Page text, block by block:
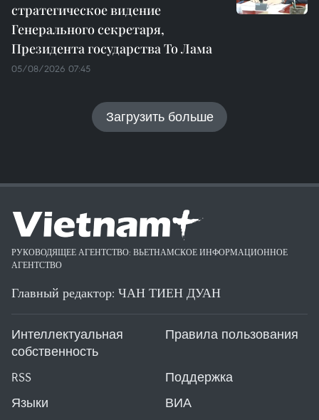
стратегическое видение
Генерального секретаря,
Президента государства То Лама
05/08/2026 07:45
Загрузить больше
РУКОВОДЯЩЕЕ АГЕНТСТВО: ВЬЕТНАМСКОЕ ИНФОРМАЦИОННОЕ
АГЕНТСТВО
Главный редактор: ЧАН ТИЕН ДУАН
Интеллектуальная
собственность
Правила пользования
RSS
Поддержка
Языки
ВИА